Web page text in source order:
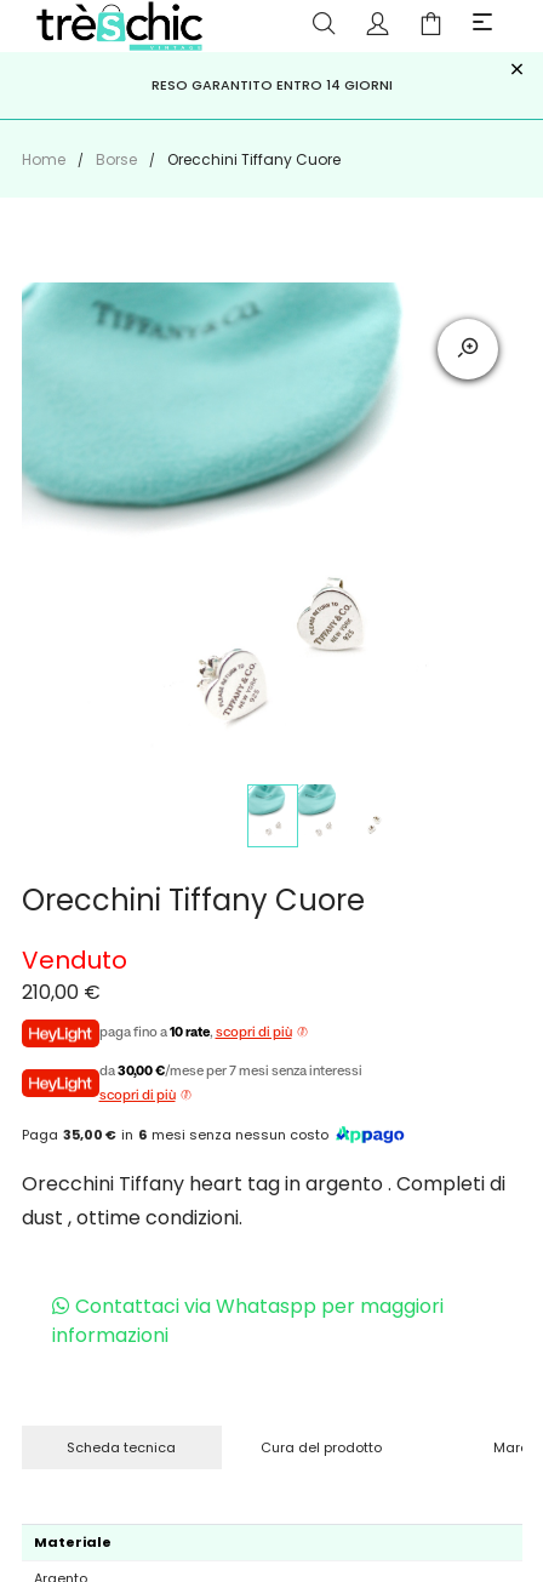
PAGA A RATE CONKLARNA,HEYLIGHT, APPAGO
ISCRIVITI ALLA NEWSLETTER PER NON PERDERE SCONTI E
OFFERTE IMPERDIBILI!
RESO GARANTITO ENTRO 14 GIORNI ×
Home Borse Orecchini Tiffany Cuore
Orecchini Tiffany Cuore
210,00 €
paga fino a10 rate, scopri di più
da30,00 €/mese per 7 mesi senza interessi
scopri di più
Paga 35,00 € in 6 mesi senza nessun costo
Venduto
Orecchini Tiffany heart tag in argento . Completi di
dust , ottime condizioni.
Contattaci via Whataspp per maggiori
informazioni
Scheda tecnica Cura del prodotto
Materiale